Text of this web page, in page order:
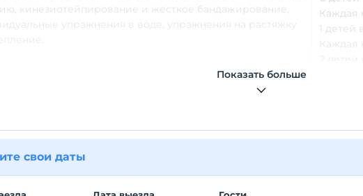
кинезиотейпирование и жесткое бандажирование,
упражнения в воде, упражнения на растяжку
Каждая
1 детей
Показать больше
свои даты